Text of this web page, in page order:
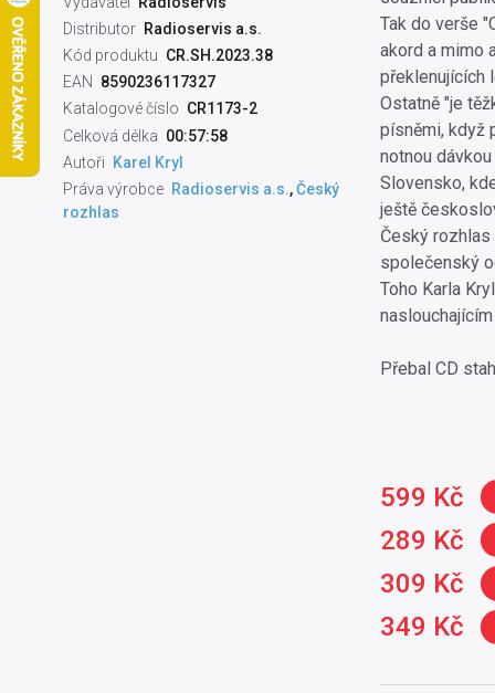
Distributor Radioservis a.s.
Kód produktu CR.SH.2023.38
EAN
8590236117327
Katalogové číslo CR1173-2
Celková délka 00:57:58
Autoři
Karel Kryl
Práva výrobce Radioservis a.s.,Český
rozhlas
Tak do verše
akord a mimo
překlenujících
Ostatně "je
písněmi, když
notnou
Slovensko,
ještě
Český
společenský
Toho Karla
Přebal CD
599 Kč
289 Kč
309 Kč
349 Kč